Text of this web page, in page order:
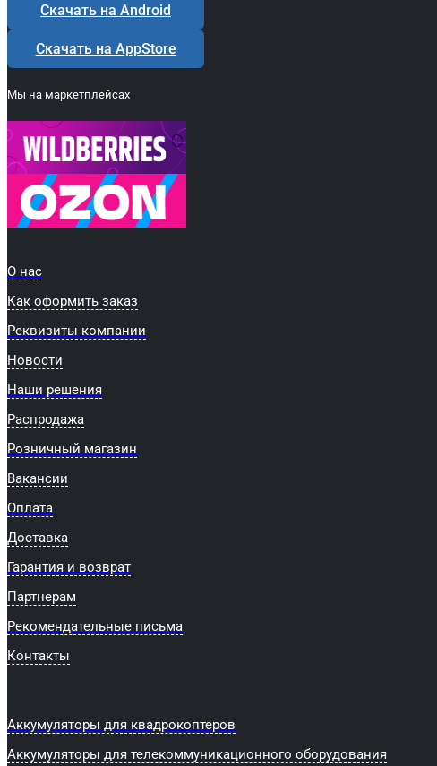
Скачать на Android
Скачать на AppStore
Мы на маркетплейсах
О нас
Как оформить заказ
Реквизиты компании
Новости
Наши решения
Распродажа
Розничный магазин
Вакансии
Оплата
Доставка
Гарантия и возврат
Партнерам
Рекомендательные письма
Контакты
Аккумуляторы для квадрокоптеров
Аккумуляторы для телекоммуникационного оборудования